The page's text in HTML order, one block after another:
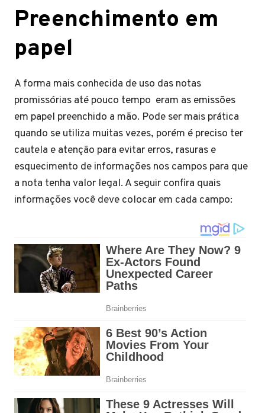
Preenchimento em
papel
A forma mais conhecida de uso das notas
promissórias até pouco tempo eram as emissões
em papel preenchido a mão. Pode ser mais prática
quando se utiliza muitas vezes, porém é preciso ter
cautela e atenção para evitar erros, rasuras e
esquecimento de informações nos campos para que
a nota tenha valor legal. A seguir confira quais
informações você deve colocar em cada campo: